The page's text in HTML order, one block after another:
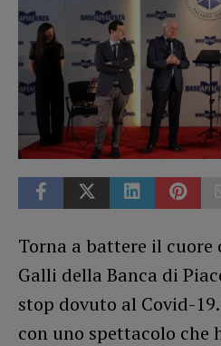
Torna a battere il
Galli della Banca di
stop dovuto al Covid-
con uno spettacolo che